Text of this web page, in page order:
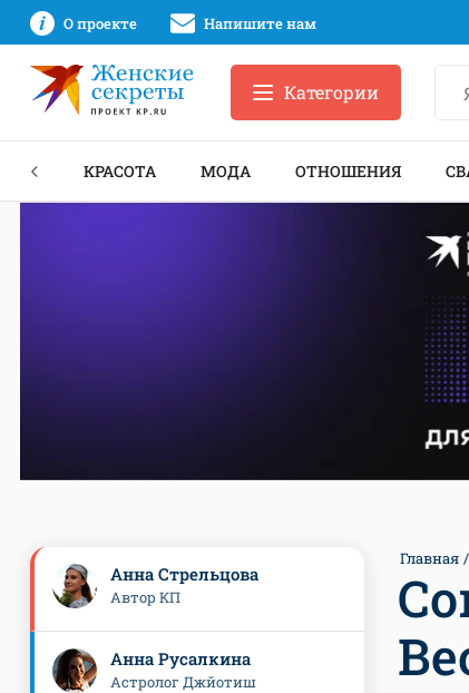
О проекте Напишите нам
Категории
КРАСОТА МОДА ОТНОШЕНИЯ
Главная
Анна Стрельцова
Автор КП
Анна Русалкина
Астролог Джйотиш